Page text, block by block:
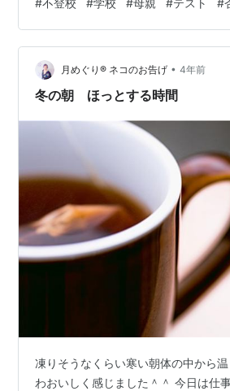
るんだね、そのことを考えているん
言葉やスキンシップはできていなか
して、其れ以後学校を思い出させな
ら、学校に関する話題を続けない方が
に共感の言葉とスキンシップは必要あ
月めぐり®︎ ネコのお告げ • 4年前
冬の朝 ほっとする時間
凍りそうなくらい寒い朝体の中から
わおいしく感じました＾＾ 今日は仕